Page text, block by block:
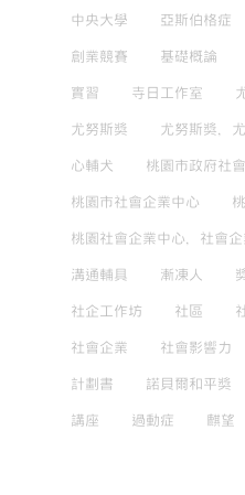
中央大學 亞斯伯格症
創業競賽 基礎概論
實習 寺日工作室
尤努斯獎 尤努斯獎，
心輔犬 桃園市政府社
桃園市社會企業中心
桃園社會企業中心，社會企
溝通輔具 漸凍人
社企工作坊 社區
社會企業 社會影響力
計劃書 諾貝爾和平獎
講座 過動症 麒望